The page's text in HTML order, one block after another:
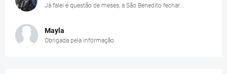
Já falei é questão de meses, a São Benedito fechar...
Mayla
Obrigada pela informação.